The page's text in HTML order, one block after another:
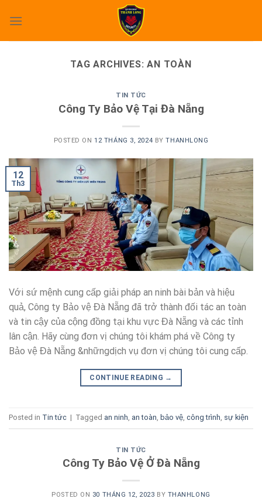
TAG ARCHIVES:AN TOÀN
TIN TỨC
Công Ty Bảo Vệ Tại Đà Nẵng
POSTED ON12 THÁNG 3, 2024 BYTHANHLONG
12
Th3
Với sứ mệnh cung cấp giải pháp an ninh bài bản và hiệu
quả, Công ty Bảo vệ Đà Nẵng đã trở thành đối tác an toàn
và tin cậy của cộng đồng tại khu vực Đà Nẵng và các tỉnh
lân cận. Hãy cùng đơn vị chúng tôi khám phá về Công ty
Bảo vệ Đà Nẵng &nhữngdịch vụ đơn vị chúng tôi cung cấp.
CONTINUE READING →
Posted in Tin tức | Tagged an ninh, an toàn, bảo vệ, công trình, sự kiện
TIN TỨC
Công Ty Bảo Vệ Ở Đà Nẵng
POSTED ON 30 THÁNG 12, 2023 BY THANHLONG